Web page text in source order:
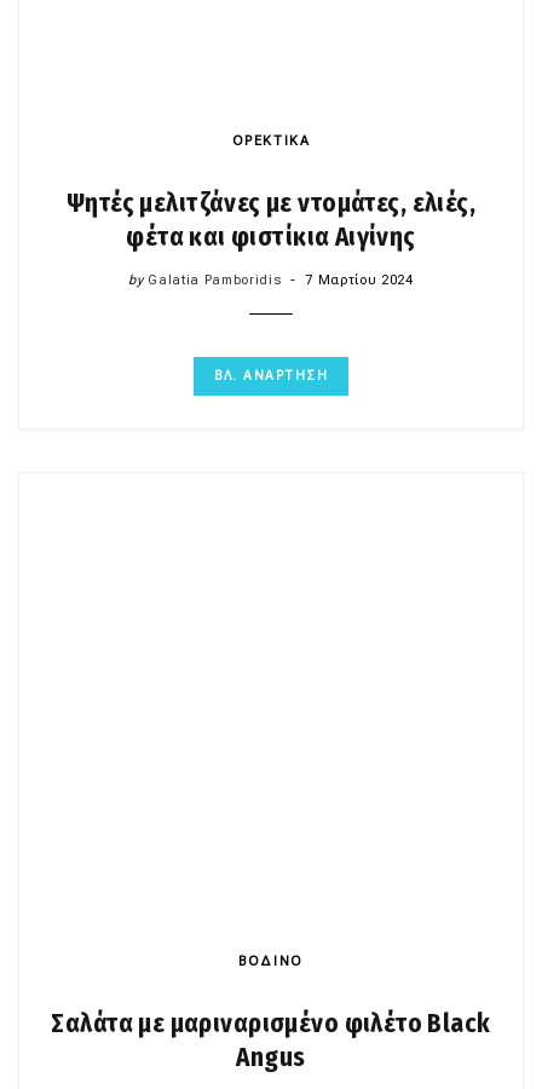
ΟΡΕΚΤΙΚΑ
Ψητές μελιτζάνες με ντομάτες, ελιές,
φέτα και φιστίκια Αιγίνης
by Galatia Pamboridis 7 Μαρτίου 2024
ΒΛ. ΑΝΑΡΤΗΣΗ
ΒΟΔΙΝΟ
Σαλάτα με μαριναρισμένο φιλέτο Black
Angus